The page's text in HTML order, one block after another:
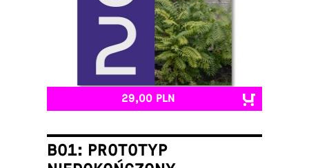
29,00 PLN
B01: PROTOTYP